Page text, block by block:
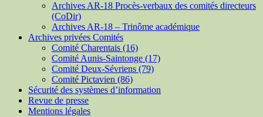
Archives AR-18 Procès-verbaux des comités directeurs
(CoDir)
Archives AR-18 – Trinôme académique
Archives privées Comités
Comité Charentais (16)
Comité Aunis-Saintonge (17)
Comité Deux-Sévriens (79)
Comité Pictavien (86)
Sécurité des systèmes d’information
Revue de presse
Mentions légales